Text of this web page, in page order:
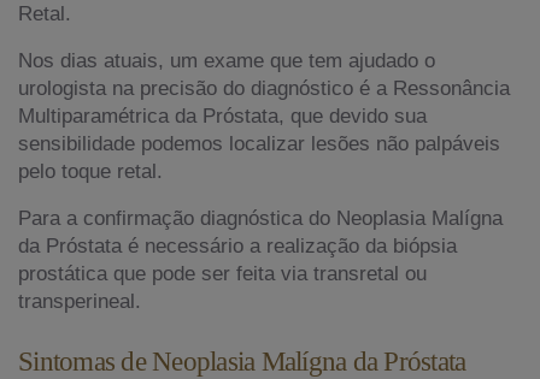
Retal.
Nos dias atuais, um exame que tem ajudado o
urologista na precisão do diagnóstico é a Ressonância
Multiparamétrica da Próstata, que devido sua
sensibilidade podemos localizar lesões não palpáveis
pelo toque retal.
Para a confirmação diagnóstica do Neoplasia Malígna
da Próstata é necessário a realização da biópsia
prostática que pode ser feita via transretal ou
transperineal.
Sintomas de Neoplasia Malígna da Próstata